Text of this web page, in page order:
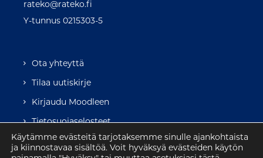
rateko@rateko.fi
Y-tunnus 0215303-5
Ota yhteyttä
Tilaa uutiskirje
Kirjaudu Moodleen
Tietosuojaselosteet
Käytämme evästeitä tarjotaksemme sinulle ajankohtaista
ja kiinnostavaa sisältöä. Voit hyväksyä evästeiden käytön